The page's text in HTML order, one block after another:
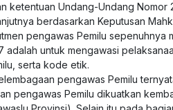
ketentuan Undang-Undang Nomor
berdasarkan Keputusan
pengawas Pemilu sepenuhnya
adalah untuk mengawasi
serta kode etik.
pengawas Pemilu
pengawas Pemilu dikuatkan